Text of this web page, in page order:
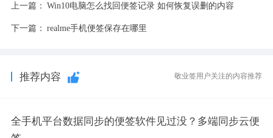
上一篇： Win10电脑怎么找回便签记录 如何恢复误删的内容
下一篇： realme手机便签保存在哪里
推荐内容 敬业签用户关注的内容推荐
全手机平台数据同步的便签软件见过没？多端同步云便